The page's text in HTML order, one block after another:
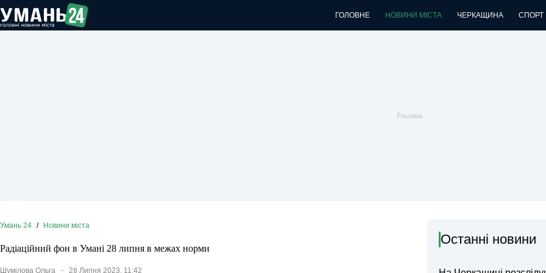
до
вмісту
ГОЛОВНЕ НОВИНИ МІСТА ЧЕРКАЩИНА СПОРТ
Умань 24 / Новини міста
Радіаційний фон в Умані 28 липня в межах норми
Шумілова Ольга 28 Липня 2023, 11:42
Останні новини